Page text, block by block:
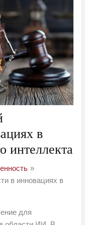
в
интеллекта
в инновациях в
для